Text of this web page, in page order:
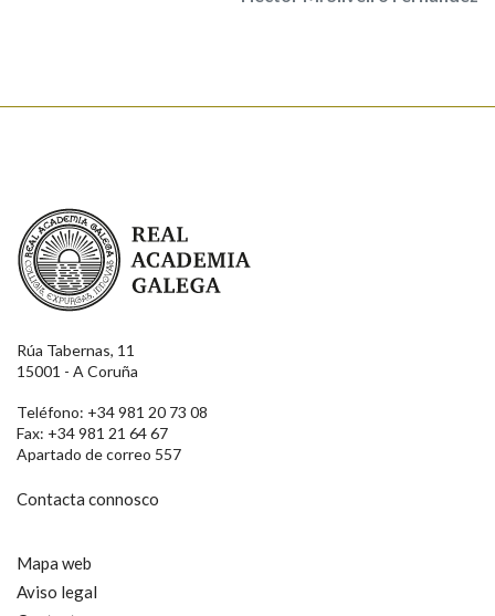
Real Academia Galega
Rúa Tabernas, 11
15001 - A Coruña
Teléfono: +34 981 20 73 08
Fax: +34 981 21 64 67
Apartado de correo 557
Contacta connosco
Mapa web
Aviso legal